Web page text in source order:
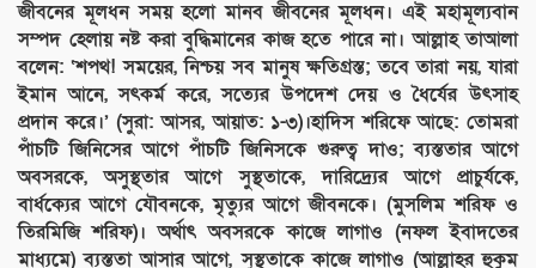
জীবনের মূলধন সময় হলো মানব জীবনের মূলধন। এই মহামূল্যবান
সম্পদ হেলায় নষ্ট করা বুদ্ধিমানের কাজ হতে পারে না। আল্লাহ তাআলা
বলেন: ‘শপথ! সময়ের, নিশ্চয় সব মানুষ ক্ষতিগ্রস্ত; তবে তারা নয়, যারা
ইমান আনে, সৎকর্ম করে, সত্যের উপদেশ দেয় ও ধৈর্যের উৎসাহ
প্রদান করে।’ (সুরা: আসর, আয়াত: ১-৩)।হাদিস শরিফে আছে: তোমরা
পাঁচটি জিনিসের আগে পাঁচটি জিনিসকে গুরুত্ব দাও; ব্যস্ততার আগে
অবসরকে, অসুস্থতার আগে সুস্থতাকে, দারিদ্র্যের আগে প্রাচুর্যকে,
বার্ধক্যের আগে যৌবনকে, মৃত্যুর আগে জীবনকে। (মুসলিম শরিফ ও
তিরমিজি শরিফ)। অর্থাৎ অবসরকে কাজে লাগাও (নফল ইবাদতের
মাধ্যমে) ব্যস্ততা আসার আগে, সুস্থতাকে কাজে লাগাও (আল্লাহর হুকুম